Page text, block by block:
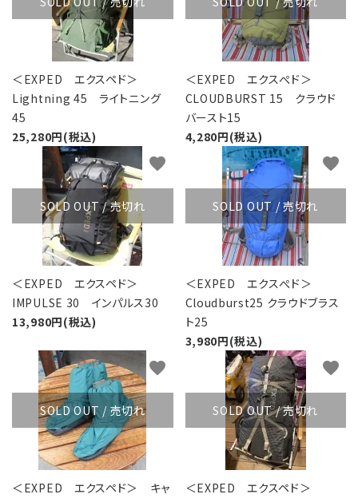
＜EXPED エクスペド＞
Lightning 45 ライトニング
45
25,280円(税込)
＜EXPED エクスぺド＞
CLOUDBURST 15 クラウド
バースト15
4,280円(税込)
SOLD OUT / 売切れ
＜EXPED エクスペド＞
IMPULSE 30 インパルス30
13,980円(税込)
favorite
SOLD OUT / 売切れ
＜EXPED エクスぺド＞
Cloudburst25 クラウドブラス
ト25
3,980円(税込)
favorite
SOLD OUT / 売切れ
＜EXPED エクスペド＞ キャ
favorite
SOLD OUT / 売切れ
＜EXPED エクスペド＞
favorite